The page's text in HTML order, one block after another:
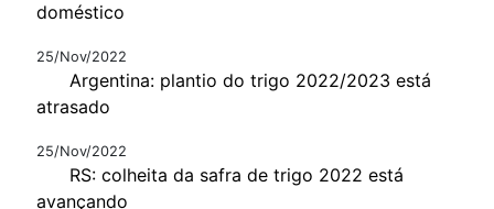
doméstico
25/Nov/2022
Argentina: plantio do trigo 2022/2023 está
atrasado
25/Nov/2022
RS: colheita da safra de trigo 2022 está
avançando